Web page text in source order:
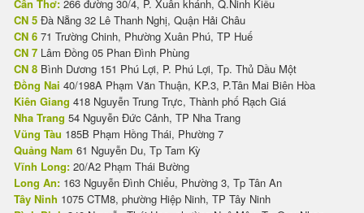
Cần Thơ: 266 đường 30/4, P. Xuân khánh, Q.Ninh Kiều
CN 5 Đà Nẵng 32 Lê Thanh Nghị, Quận Hải Châu
CN 6 71 Trường Chinh, Phường Xuân Phú, TP Huế
CN 7 Lâm Đồng 05 Phan Đình Phùng
CN 8 Bình Dương 151 Phú Lợi, P. Phú Lợi, Tp. Thủ Dầu Một
Đồng Nai 40/198A Phạm Văn Thuận, KP.3, P.Tân Mai Biên Hòa
Kiên Giang 418 Nguyễn Trung Trực, Thành phố Rạch Giá
Nha Trang 54 Nguyễn Đức Cảnh, TP Nha Trang
Vũng Tàu 185B Phạm Hồng Thái, Phường 7
Quảng Nam 61 Nguyễn Du, Tp Tam Kỳ
Vĩnh Long: 20/A2 Phạm Thái Bường
Long An: 163 Nguyễn Đình Chiểu, Phường 3, Tp Tân An
Tây Ninh 1075 CTM8, phường Hiệp Ninh, TP Tây Ninh